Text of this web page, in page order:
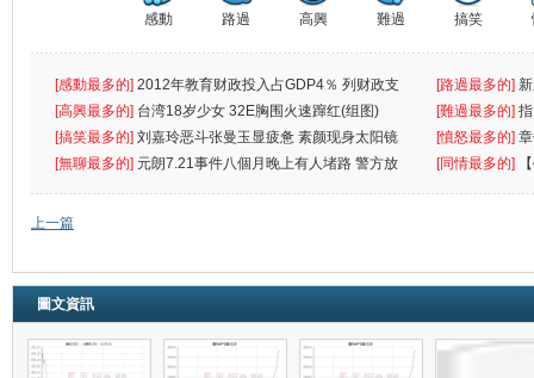
感動 路過 高興 難過 搞笑
[感動最多的] 2012年教育财政投入占GDP4％ 列财政支
出首位
[路過最多的]
[高興最多的] 台湾18岁少女 32E胸围火速蹿红(组图) [難過最多的]
罪
[搞笑最多的] 刘嘉玲恶斗张曼玉显疲惫 素颜现身太阳镜
遮
[憤怒最多的]
[無聊最多的] 元朗7.21事件八個月晚上有人堵路 警方放
催
[同情最多的]
敗
上一篇
圖文資訊